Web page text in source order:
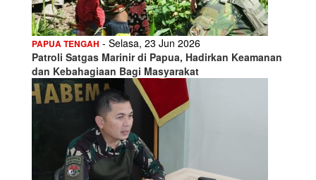
PAPUA TENGAH - Selasa, 23 Jun 2026
Patroli Satgas Marinir di Papua, Hadirkan Keamanan
dan Kebahagiaan Bagi Masyarakat